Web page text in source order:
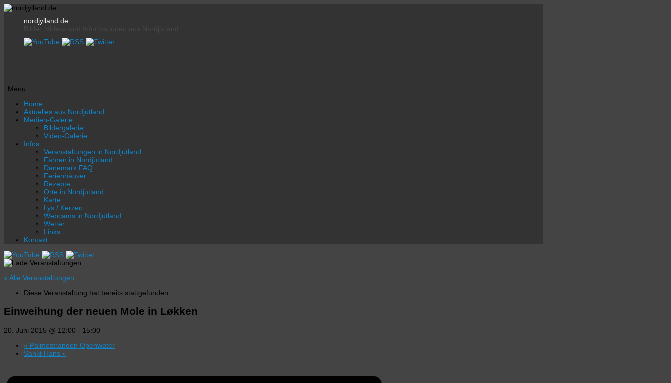
nordjylland.de
Menü
Zum
Inhalt
springen
Home
Aktuelles aus Nordjütland
Medien-Galerie
Bildergalerie
Video-Galerie
Infos
Veranstaltungen in Nordjütland
Fähren in Nordjütland
Dänemark FAQ
Ferienhäuser
Rezepte
Orte in Nordjütland
Karte
Lys / Kerzen
Webcams in Nordjütland
Wetter
Links
Kontakt
« Alle Veranstaltungen
Diese Veranstaltung hat bereits stattgefunden.
Einweihung der neuen Mole in Løkken
20. Juni 2015 @ 12:00 - 15:00
« Palmestranden Openwater
Sankt Hans »